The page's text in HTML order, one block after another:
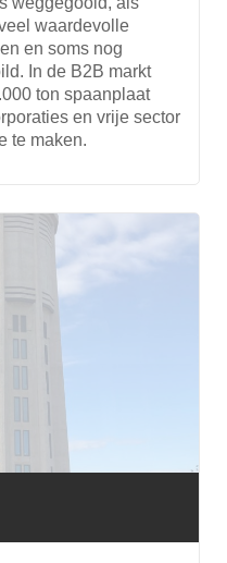
waardevolle
en soms nog
In de B2B markt
ton spaanplaat
en vrije sector
te maken.